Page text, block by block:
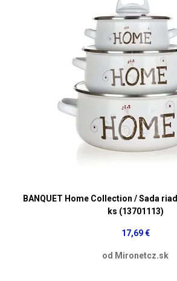
BANQUET Home Collection / Sada
ks (13701113)
17,69 €
od Mironetcz.sk